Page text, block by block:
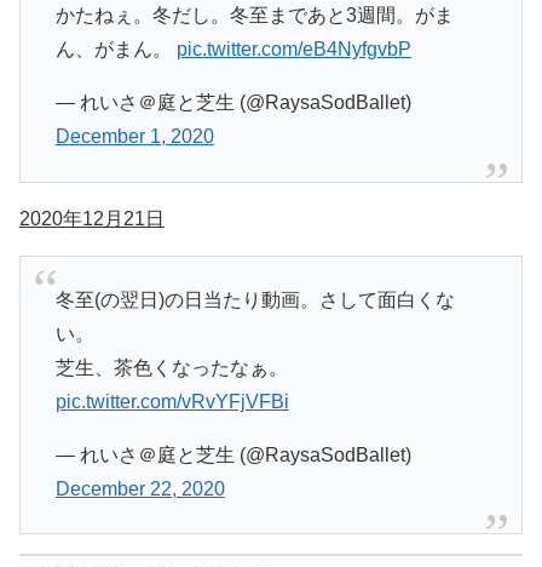
かたねぇ。冬だし。冬至まであと3週間。がま
ん、がまん。 pic.twitter.com/eB4NyfgvbP
— れいさ＠庭と芝生 (@RaysaSodBallet)
December 1, 2020
2020年12月21日
冬至(の翌日)の日当たり動画。さして面白くな
い。
芝生、茶色くなったなぁ。
pic.twitter.com/vRvYFjVFBi
— れいさ＠庭と芝生 (@RaysaSodBallet)
December 22, 2020